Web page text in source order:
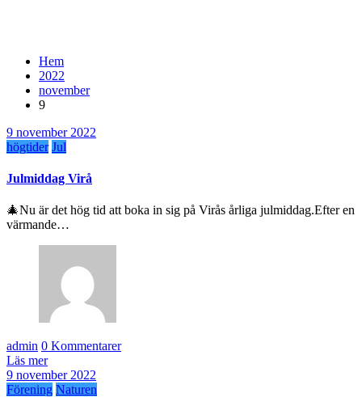
Hem
2022
november
9
9 november 2022
högtider Jul
Julmiddag Virå
🎄Nu är det hög tid att boka in sig på Virås årliga julmiddag.Efter en
värmande…
admin 0 Kommentarer
Läs mer
9 november 2022
Förening Naturen